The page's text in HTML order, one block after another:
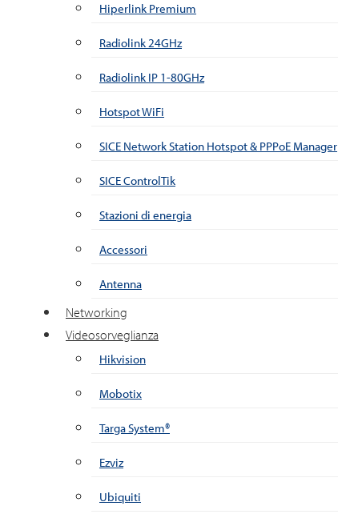
Hiperlink Premium
Radiolink 24GHz
Radiolink IP 1-80GHz
Hotspot WiFi
SICE Network Station Hotspot & PPPoE Manager
SICE ControlTik
Stazioni di energia
Accessori
Antenna
Networking
Videosorveglianza
Hikvision
Mobotix
Targa System®
Ezviz
Ubiquiti